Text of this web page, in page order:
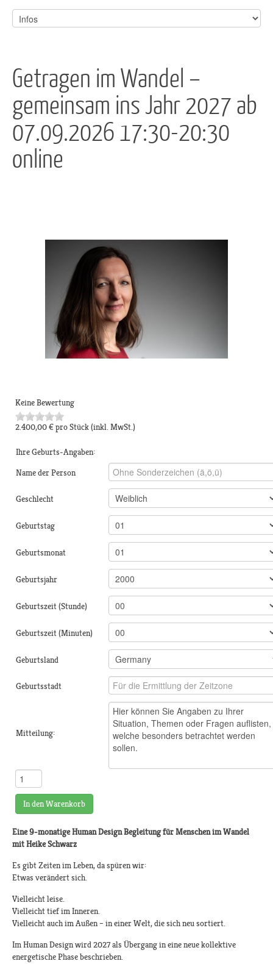
Getragen im Wandel –
gemeinsam ins Jahr 2027 ab
07.09.2026 17:30-20:30
online
Keine Bewertung
2.400,00 €pro Stück(inkl. MwSt.)
Ihre Geburts-Angaben:
Name der Person
Geschlecht
Geburtstag
Geburtsmonat
Geburtsjahr
Geburtszeit (Stunde)
Geburtszeit (Minuten)
Geburtsland
Geburtsstadt
Mitteilung:
In den Warenkorb
Eine 9-monatige Human Design Begleitung für Menschen im Wandel
mit Heike Schwarz
Es gibt Zeiten im Leben, da spüren wir:
Etwas verändert sich.
Vielleicht leise.
Vielleicht tief im Inneren.
Vielleicht auch im Außen – in einer Welt, die sich neu sortiert.
Im Human Design wird 2027 als Übergang in eine neue kollektive
energetische Phase beschrieben.